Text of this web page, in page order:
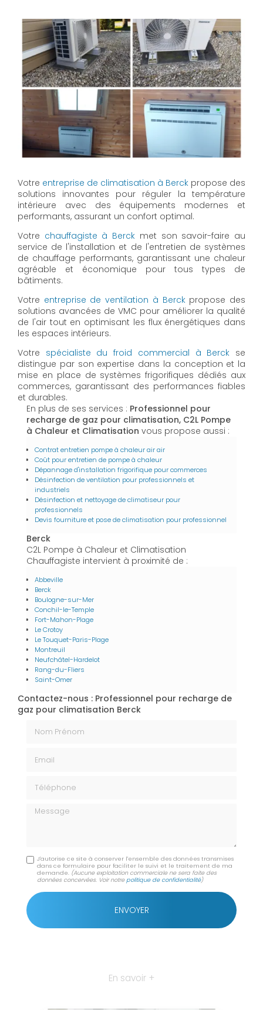
Votre entreprise de climatisation à Berck propose des
solutions innovantes pour réguler la température
intérieure avec des équipements modernes et
performants, assurant un confort optimal.
Votre chauffagiste à Berck met son savoir-faire au
service de l'installation et de l'entretien de systèmes
de chauffage performants, garantissant une chaleur
agréable et économique pour tous types de
bâtiments.
Votre entreprise de ventilation à Berckpropose des
solutions avancées de VMC pour améliorer la qualité
de l'air tout en optimisant les flux énergétiques dans
les espaces intérieurs.
Votre spécialiste du froid commercial à Berck se
distingue par son expertise dans la conception et la
mise en place de systèmes frigorifiques dédiés aux
commerces, garantissant des performances fiables
et durables.
En plus de ses services : Professionnel pour
recharge de gaz pour climatisation, C2L Pompe
à Chaleur et Climatisation vous propose aussi :
Contrat entretien pompe à chaleur air air
Coût pour entretien de pompe à chaleur
Dépannage d'installation frigorifique pour commerces
Désinfection de ventilation pour professionnels et
industriels
Désinfection et nettoyage de climatiseur pour
professionnels
Devis fourniture et pose de climatisation pour professionnel
Berck
C2L Pompe à Chaleur et Climatisation
Chauffagiste intervient à proximité de :
Abbeville
Berck
Boulogne-sur-Mer
Conchil-le-Temple
Fort-Mahon-Plage
Le Crotoy
Le Touquet-Paris-Plage
Montreuil
Neufchâtel-Hardelot
Rang-du-Fliers
Saint-Omer
Contactez-nous : Professionnel pour recharge de
gaz pour climatisation Berck
Message
J'autorise ce site à conserver l'ensemble des données transmises
dans ce formulaire pour faciliter le suivi et le traitement de ma
demande. (Aucune exploitation commerciale ne sera faite des
données concervées. Voir notrepolitique de confidentialité)
En savoir +